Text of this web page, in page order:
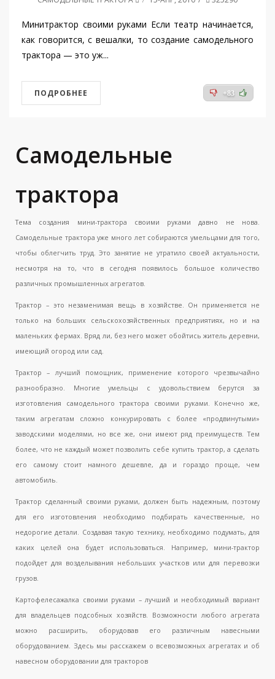
Минитрактор своими руками Если театр начинается,
как говорится, с вешалки, то создание самодельного
трактора — это уж...
+83
ПОДРОБНЕЕ
Самодельные
трактора
Тема создания мини-трактора своими руками давно не нова.
Самодельные трактора уже много лет собираются умельцами для того,
чтобы облегчить труд. Это занятие не утратило своей актуальности,
несмотря на то, что в сегодня появилось большое количество
различных промышленных агрегатов.
Трактор – это незаменимая вещь в хозяйстве. Он применяется не
только на больших сельскохозяйственных предприятиях, но и на
маленьких фермах. Вряд ли, без него может обойтись житель деревни,
имеющий огород или сад.
Трактор – лучший помощник, применение которого чрезвычайно
разнообразно. Многие умельцы с удовольствием берутся за
изготовления самодельного трактора своими руками. Конечно же,
таким агрегатам сложно конкурировать с более «продвинутыми»
заводскими моделями, но все же, они имеют ряд преимуществ. Тем
более, что не каждый может позволить себе купить трактор, а сделать
его самому стоит намного дешевле, да и гораздо проще, чем
автомобиль.
Трактор сделанный своими руками, должен быть надежным, поэтому
для его изготовления необходимо подбирать качественные, но
недорогие детали. Создавая такую технику, необходимо подумать, для
каких целей она будет использоваться. Например, мини-трактор
подойдет для возделывания небольших участков или для перевозки
грузов.
Картофелесажалка своими руками – лучший и необходимый вариант
для владельцев подсобных хозяйств. Возможности любого агрегата
можно расширить, оборудовав его различным навесными
оборудованием. Здесь мы расскажем о всевозможных агрегатах и об
навесном оборудовании для тракторов